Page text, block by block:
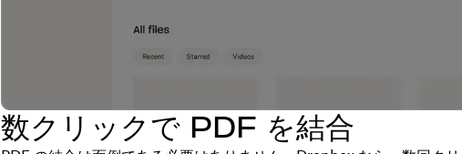
数クリックで PDF を結合